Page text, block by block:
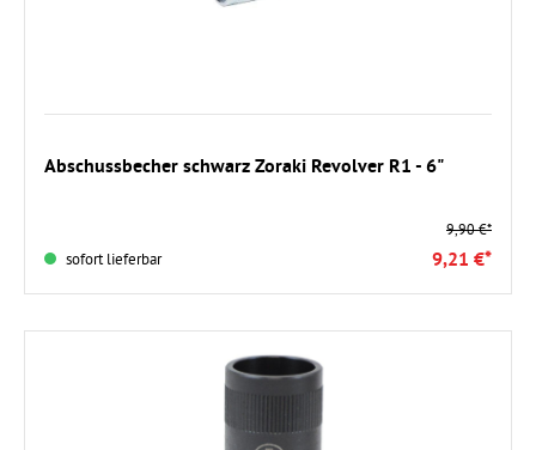
Abschussbecher schwarz Zoraki Revolver R1 - 6"
sofort lieferbar
9,90 €*
9,21 €*